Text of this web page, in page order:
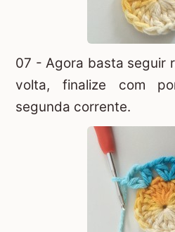
07 - Agora basta seguir
volta, finalize com
segunda corrente.